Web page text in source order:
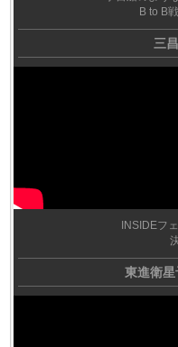
B to B
三
INSIDEフ
東進衛